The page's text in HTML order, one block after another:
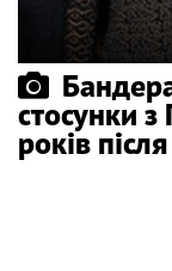
стосунки з
років